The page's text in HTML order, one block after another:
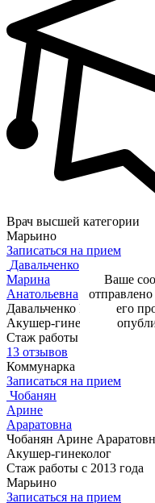
Врач высшей категории
Марьино
Записаться на прием
Давальченко
Марина
Анатольевна
Давальченко Марина
Акушер-гинеколог,
Стаж работы с 2010 года
13 отзывов
Коммунарка
Записаться на прием
Чобанян
Арине
Араратовна
Чобанян Арине
Акушер-гинеколог
Стаж работы с 2013 года
Марьино
Записаться на прием
Ваше
его